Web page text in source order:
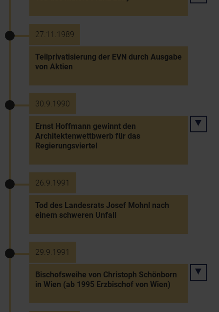
27.11.1989
Teilprivatisierung der EVN durch Ausgabe
von Aktien
30.9.1990
Ernst Hoffmann gewinnt den
Architektenwettbwerb für das
Regierungsviertel
26.9.1991
Tod des Landesrats Josef Mohnl nach
einem schweren Unfall
29.9.1991
Bischofsweihe von Christoph Schönborn
in Wien (ab 1995 Erzbischof von Wien)